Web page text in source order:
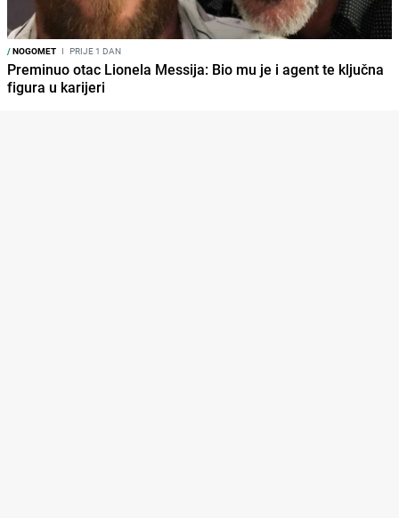
/NOGOMET I PRIJE 1 DAN
Preminuo otac Lionela Messija: Bio mu je i agent te ključna
figura u karijeri